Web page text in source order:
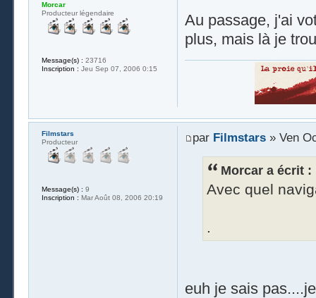
Au passage, j'ai
plus, mais là je
Morcar
Producteur légendaire
Message(s) : 23716
Inscription : Jeu Sep 07, 2006 0:15
par Filmstars» Ven
Morcar a écrit :
Avec quel
.
euh je sais
Filmstars
Producteur
Message(s) : 9
Inscription : Mar Août 08, 2006 20:19